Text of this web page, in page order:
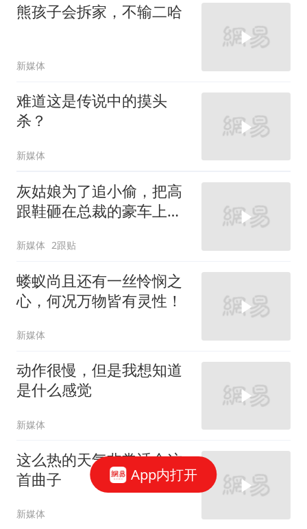
熊孩子会拆家，不输二哈
新媒体
难道这是传说中的摸头
杀？
新媒体
灰姑娘为了追小偷，把高
跟鞋砸在总裁的豪车上，
新媒体 2跟贴
蝼蚁尚且还有一丝怜悯之
心，何况万物皆有灵性！
新媒体
动作很慢，但是我想知道
是什么感觉
新媒体
这么热的天气非常适合这
首曲子
新媒体
App内打开